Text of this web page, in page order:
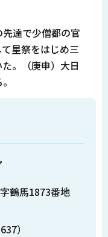
達で少僧都の官
星祭をはじめ三
。（庚申）大日
鶴馬1873番地
）